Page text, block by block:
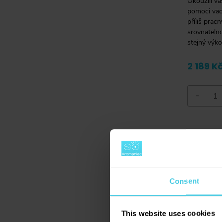
Consent
This website uses cookies
pomoci
příliš
stejný
2 189
nahoru